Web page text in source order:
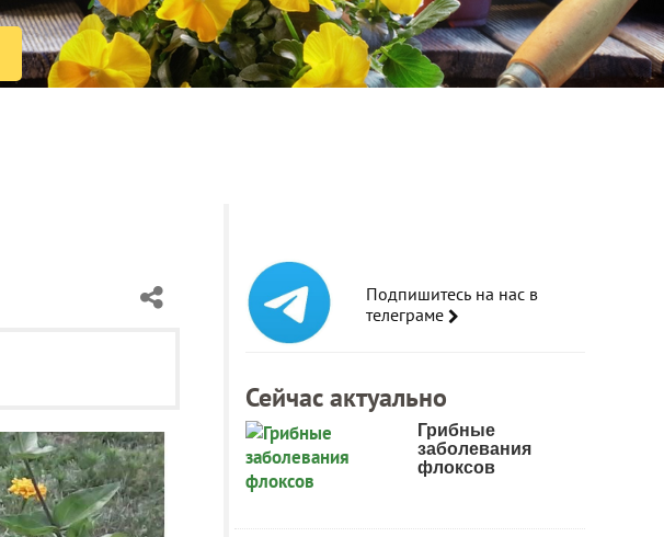
Подпишитесь на нас в
телеграме
Сейчас актуально
Грибные
заболевания
флоксов